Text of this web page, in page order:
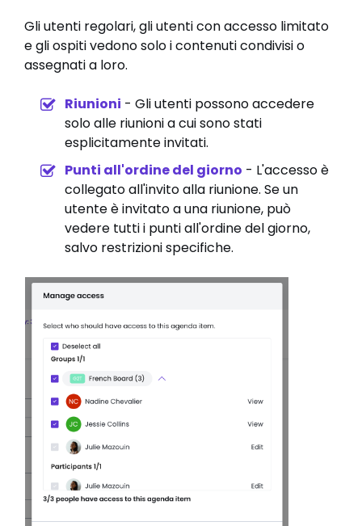
Gli utenti regolari, gli utenti con accesso limitato
e gli ospiti vedono solo i contenuti condivisi o
assegnati a loro.
Riunioni - Gli utenti possono accedere
solo alle riunioni a cui sono stati
esplicitamente invitati.
Punti all'ordine del giorno - L'accesso è
collegato all'invito alla riunione. Se un
utente è invitato a una riunione, può
vedere tutti i punti all'ordine del giorno,
salvo restrizioni specifiche.